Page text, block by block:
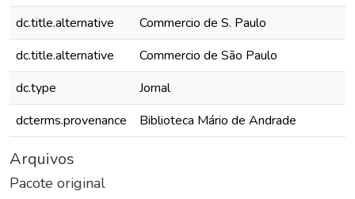
dc.title.alternative
Commercio de S. Paulo
dc.title.alternative
Commercio de São Paulo
dc.type
Jornal
dcterms.provenance
Biblioteca Mário de Andrade
Arquivos
Pacote original